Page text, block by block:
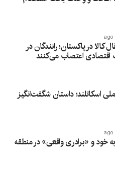
کالا در پاکستان؛ رانندگان در
اقتصادی اعتصاب می‌کنند
اسکاتلند؛ داستان شگفت‌انگیز
خود و «برادری واقعی» در منطقه